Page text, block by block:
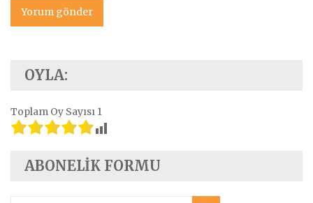
OYLA:
Toplam Oy Sayısı 1
ABONELIK FORMU